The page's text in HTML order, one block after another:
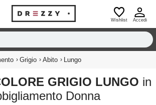
Wishlist Accedi
› Grigio › Abito › Lungo
GRIGIO LUNGO in
Donna